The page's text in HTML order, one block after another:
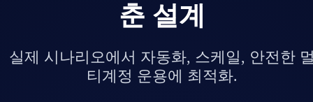
춘 설계
실제 시나리오에서 자동화, 스케일, 안전한
티계정 운용에 최적화.